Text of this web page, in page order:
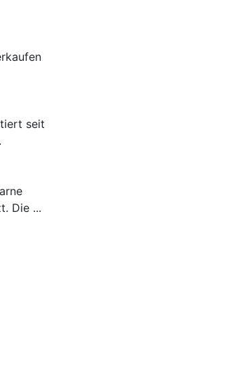
seit
Die ...